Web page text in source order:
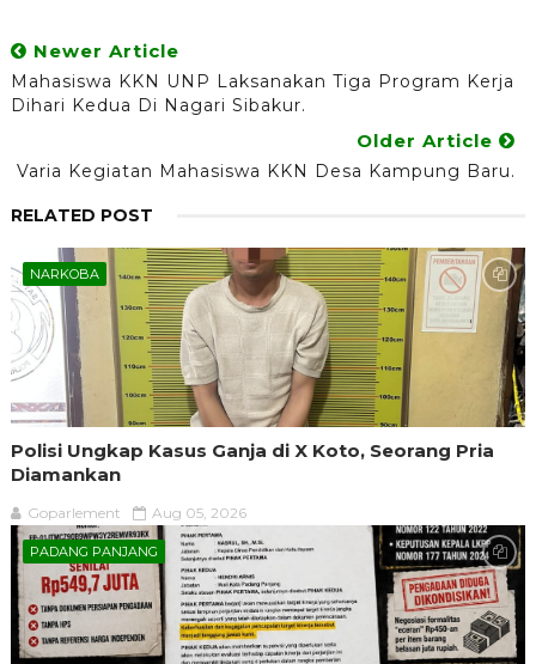
Newer Article
Mahasiswa KKN UNP Laksanakan Tiga Program Kerja
Dihari Kedua Di Nagari Sibakur.
Older Article
Varia Kegiatan Mahasiswa KKN Desa Kampung Baru.
RELATED POST
NARKOBA
Polisi Ungkap Kasus Ganja di X Koto, Seorang Pria
Diamankan
Goparlement Aug 05, 2026
PADANG PANJANG